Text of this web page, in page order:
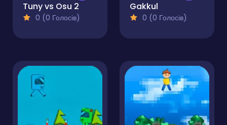
Tuny vs Osu 2
0 (0 Голосів)
Gakkul
0 (0 Голосів)